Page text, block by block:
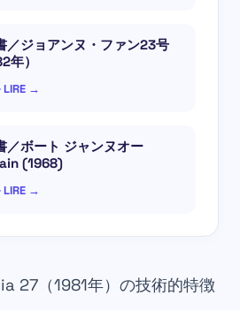
／ジョアンヌ・ファン23号
年）
LIRE →
／ボート ジャンヌオー
(1968)
LIRE →
27（1981年）の技術的特徴